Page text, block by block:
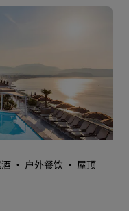
· 户外餐饮 · 屋顶